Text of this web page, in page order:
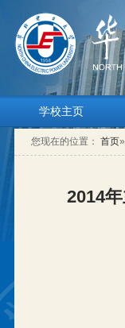
学校主页
您现在的位置： 首页»
2014